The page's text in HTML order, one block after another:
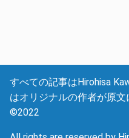
すべての記事はHirohisa
はオリジナルの作者が原文
©2022